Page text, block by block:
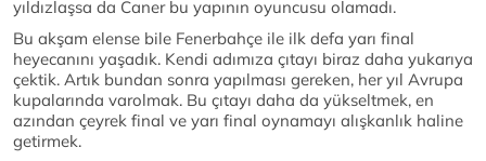
yıldızlaşsa da Caner bu yapının oyuncusu olamadı.
Bu akşam elense bile Fenerbahçe ile ilk defa yarı final
heyecanını yaşadık. Kendi adımıza çıtayı biraz daha yukarıya
çektik. Artık bundan sonra yapılması gereken, her yıl Avrupa
kupalarında varolmak. Bu çıtayı daha da yükseltmek, en
azından çeyrek final ve yarı final oynamayı alışkanlık haline
getirmek.